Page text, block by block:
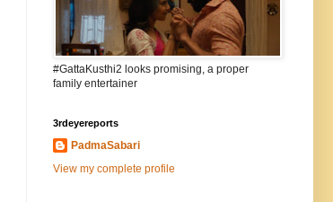
#GattaKusthi2 looks promising, a proper
family entertainer
3rdeyereports
PadmaSabari
View my complete profile